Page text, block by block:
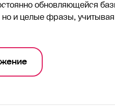
обновляющейся
но и целые фразы, учитывая